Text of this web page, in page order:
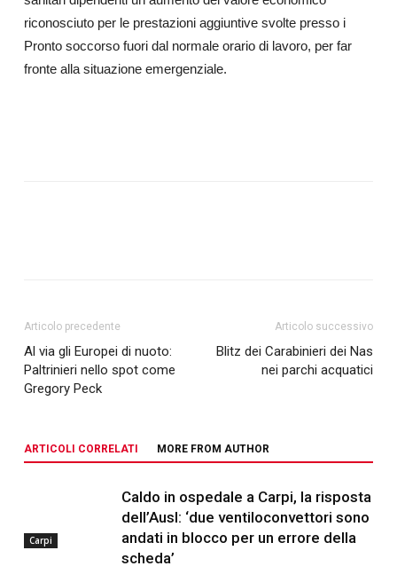
riconosciuto per le prestazioni aggiuntive svolte presso i
Pronto soccorso fuori dal normale orario di lavoro, per far
fronte alla situazione emergenziale.
Articolo precedente
Al via gli Europei di nuoto:
Paltrinieri nello spot come
Gregory Peck
Articolo successivo
Blitz dei Carabinieri dei Nas
nei parchi acquatici
ARTICOLI CORRELATI MORE FROM AUTHOR
Carpi
Caldo in ospedale a Carpi, la risposta
dell’Ausl: ‘due ventiloconvettori sono
andati in blocco per un errore della
scheda’